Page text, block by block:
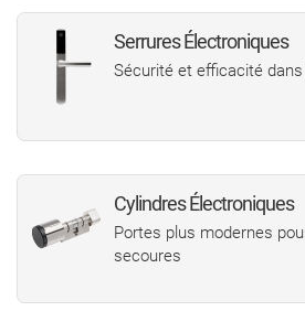
Serrures Électroniques
Sécurité et efficacité dans
Cylindres Électroniques
Portes plus modernes
secoures